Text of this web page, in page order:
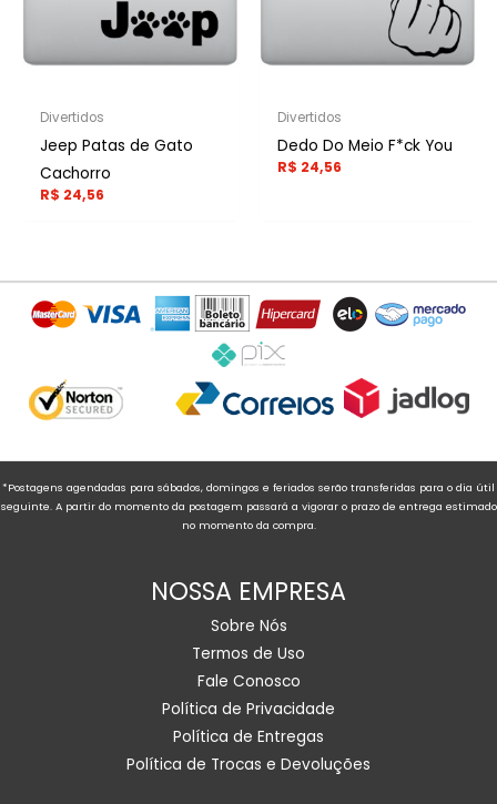
Divertidos
Jeep Patas de Gato
Cachorro
R$ 24,56
Divertidos
Dedo Do Meio F*ck You
R$ 24,56
*Postagens agendadas para sábados, domingos e feriados serão transferidas para o dia útil
seguinte. A partir do momento da postagem passará a vigorar o prazo de entrega estimado
no momento da compra.
NOSSA EMPRESA
Sobre Nós
Termos de Uso
Fale Conosco
Política de Privacidade
Política de Entregas
Política de Trocas e Devoluções